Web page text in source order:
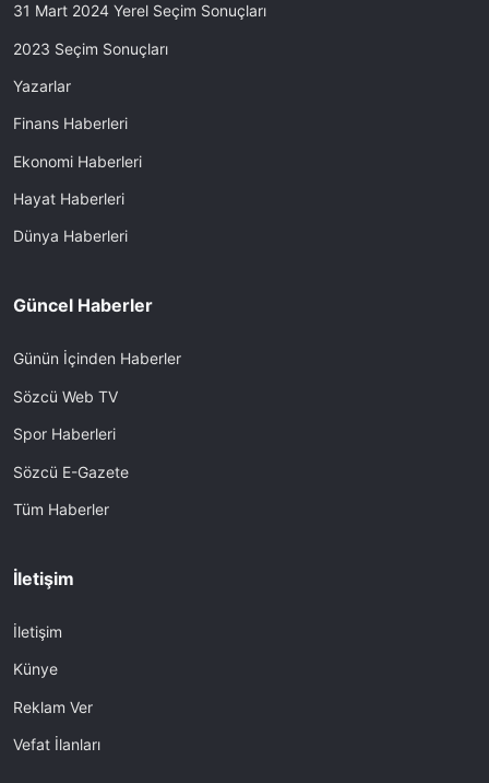
31 Mart 2024 Yerel Seçim Sonuçları
2023 Seçim Sonuçları
Yazarlar
Finans Haberleri
Ekonomi Haberleri
Hayat Haberleri
Dünya Haberleri
Güncel Haberler
Günün İçinden Haberler
Sözcü Web TV
Spor Haberleri
Sözcü E-Gazete
Tüm Haberler
İletişim
İletişim
Künye
Reklam Ver
Vefat İlanları